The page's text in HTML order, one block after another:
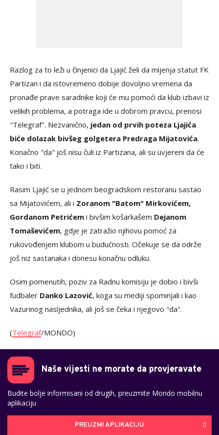
Razlog za to leži u činjenici da Ljajić želi da mijenja statut FK
Partizan i da istovremeno dobije dovoljno vremena da
pronađe prave saradnike koji će mu pomoći da klub izbavi iz
velikih problema, a potraga ide u dobrom pravcu, prenosi
"Telegraf". Nezvanično, jedan od prvih poteza Ljajića
biće dolazak bivšeg golgetera Predraga Mijatovića.
Konačno "da" još nisu čuli iz Partizana, ali su uvjereni da će
tako i biti.
Rasim Ljajić se u jednom beogradskom restoranu sastao
sa Mijatovićem, ali i Zoranom "Batom" Mirkovićem,
Gordanom Petrićem i bivšim košarkašem Dejanom
Tomaševićem, gdje je zatražio njihovu pomoć za
rukovođenjem klubom u budućnosti. Očekuje se da održe
još niz sastanaka i donesu konačnu odluku.
Osim pomenutih, poziv za Radnu komisiju je dobio i bivši
fudbaler Danko Lazović, koga su mediji spominjali i kao
Vazurinog nasljednika, ali još se čeka i njegovo "da".
(Telegraf/MONDO)
Naše vijesti ne morate da provjeravate
Budite bolje informisani od drugih, preuzmite Mondo mobilnu
aplikaciju
PREUZMI APLIKACIJU